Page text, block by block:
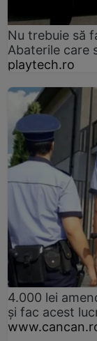
Nu trebuie să
Abaterile care
playtech.ro
4.000 lei
și fac acest